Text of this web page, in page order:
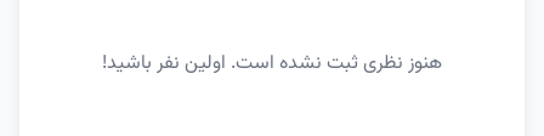
هنوز نظری ثبت نشده است. اولین نفر باشید!